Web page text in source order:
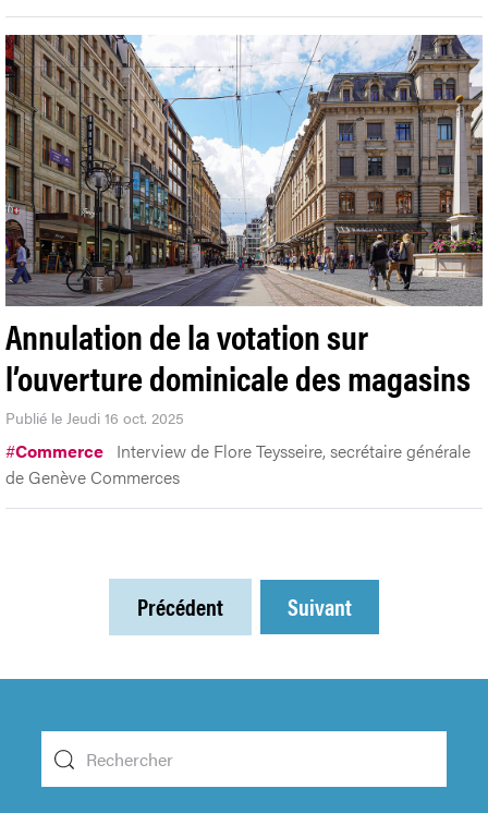
Annulation de la votation sur
l’ouverture dominicale des magasins
Publié le Jeudi 16 oct. 2025
#Commerce Interview de Flore Teysseire, secrétaire générale
de Genève Commerces
Précédent Suivant